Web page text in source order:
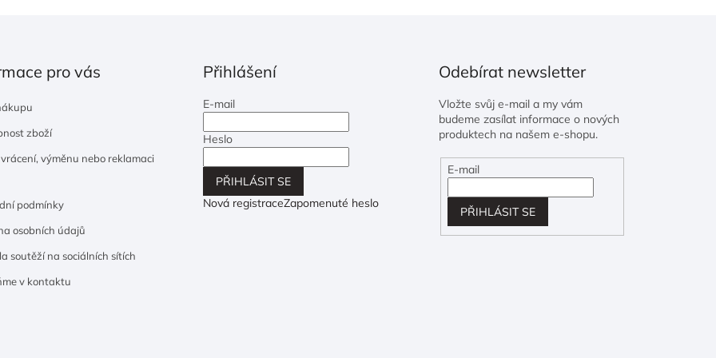
pro vás
zboží
vrácení, výměnu nebo reklamaci
podmínky
osobních údajů
soutěží na sociálních sítích
v kontaktu
Přihlášení
E-mail
Heslo
PŘIHLÁSIT SE
Nová registraceZapomenuté heslo
Odebírat newsletter
Vložte svůj e-mail a my vám
budeme zasílat informace o nových
produktech na našem e-shopu.
E-mail
PŘIHLÁSIT SE